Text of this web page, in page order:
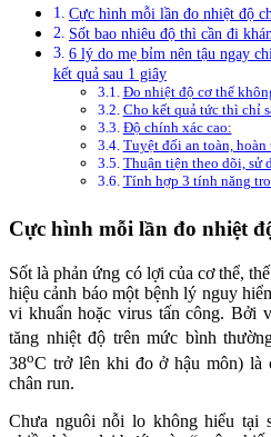
Cực hình mỗi lần đo nhiệt độ
Sốt bao nhiêu độ thì cần đi
6 lý do mẹ bỉm nên tậu ngay
kết quả sau 1 giây
Đo nhiệt độ cơ thể
Cho kết quả tức thì chỉ
Độ chính xác cao:
Tuyệt đối an toàn,
Thuận tiện theo dõi, sử
Tính hợp 3 tính năng
Cực hình mỗi lần đo nhiệt
Sốt là phản ứng có lợi của cơ thể,
hiệu cảnh báo một bệnh lý nguy
vi khuẩn hoặc virus tấn công. Bởi
tăng nhiệt độ trên mức bình
38oC trở lên khi đo ở hậu môn) là
chân run.
Chưa nguôi nỗi lo không hiểu tại